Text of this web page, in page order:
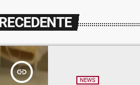
insert_link
NEWS